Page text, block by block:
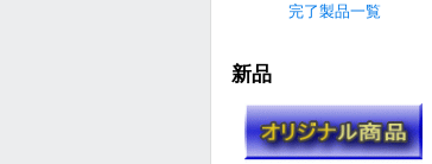
完了製品一覧
新品